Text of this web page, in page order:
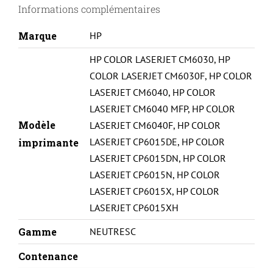
CP6015-
BK
Informations complémentaires
Marque HP
Modèle
imprimante
HP COLOR LASERJET CM6030, HP
COLOR LASERJET CM6030F, HP COLOR
LASERJET CM6040, HP COLOR
LASERJET CM6040 MFP, HP COLOR
LASERJET CM6040F, HP COLOR
LASERJET CP6015DE, HP COLOR
LASERJET CP6015DN, HP COLOR
LASERJET CP6015N, HP COLOR
LASERJET CP6015X, HP COLOR
LASERJET CP6015XH
Gamme NEUTRESC
Contenance